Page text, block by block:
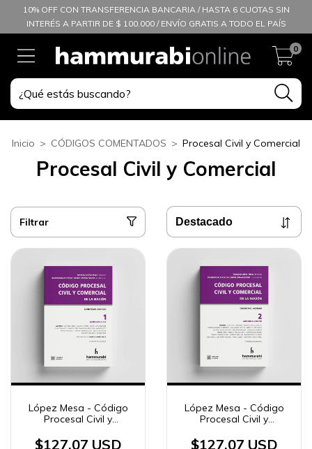
10% OFF CON TRANSFERENCIA BANCARIA / HASTA 6 CUOTAS SIN
INTERÉS A PARTIR DE $ 100.000 / ENVÍO GRATIS A TODO EL PAÍS
0
Inicio > CÓDIGOS COMENTADOS > Procesal Civil y Comercial
Procesal Civil y Comercial
Filtrar
López Mesa - Código
Procesal Civil y
$127.07 USD
López Mesa - Código
Procesal Civil y
$127.07 USD